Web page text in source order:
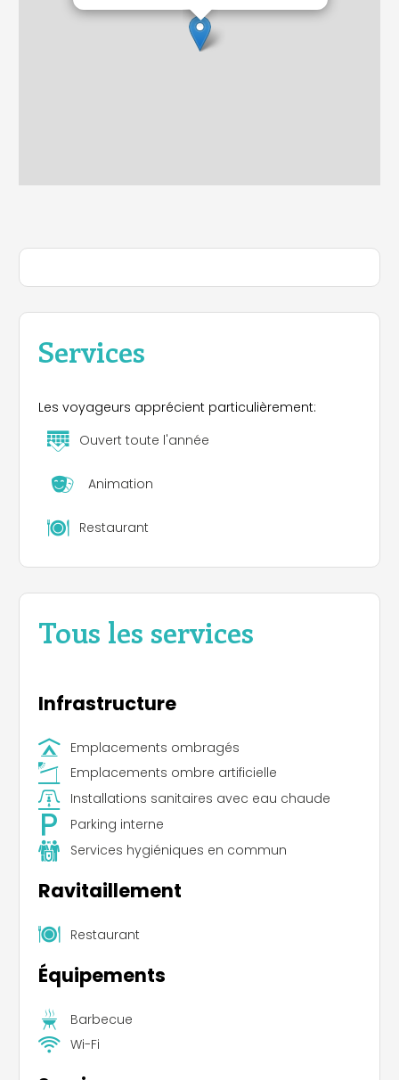
Services
Les voyageurs apprécient particulièrement:
Ouvert toute l'année
Animation
Restaurant
Tous les services
Infrastructure
Emplacements ombragés
Emplacements ombre artificielle
Installations sanitaires avec eau chaude
Parking interne
Services hygiéniques en commun
Ravitaillement
Restaurant
Équipements
Barbecue
Wi-Fi